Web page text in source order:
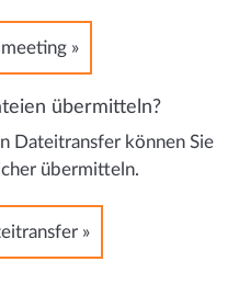
»
übermitteln?
Dateitransfer können Sie
übermitteln.
»